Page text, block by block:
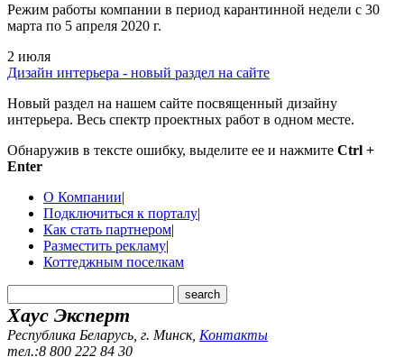
Режим работы компании в период карантинной недели c 30
марта по 5 апреля 2020 г.
2 июля
Дизайн интерьера - новый раздел на сайте
Новый раздел на нашем сайте посвященный дизайну
интерьера. Весь спектр проектных работ в одном месте.
Обнаружив в тексте ошибку, выделите ее и нажмите Ctrl +
Enter
О Компании|
Подключиться к порталу|
Как стать партнером|
Разместить рекламу|
Коттеджным поселкам
Хаус Эксперт
Республика Беларусь, г. Минск, Контакты
тел.:8 800 222 84 30